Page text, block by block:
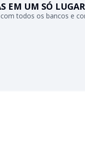
EM UM SÓ LUGAR
todos os bancos e